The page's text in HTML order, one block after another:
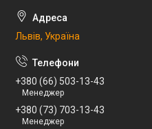
Львів, Україна
+380 (66) 503-13-43
Менеджер
+380 (73) 703-13-43
Менеджер